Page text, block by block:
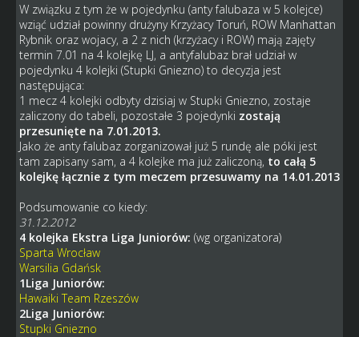
W związku z tym że w pojedynku (anty falubaza w 5 kolejce)
wziąć udział powinny drużyny Krzyżacy Toruń, ROW Manhattan
Rybnik oraz wojacy, a 2 z nich (krzyżacy i ROW) mają zajęty
termin 7.01 na 4 kolejkę LJ, a antyfalubaz brał udział w
pojedynku 4 kolejki (Stupki Gniezno) to decyzja jest
następująca:
1 mecz 4 kolejki odbyty dzisiaj w Stupki Gniezno, zostaje
zaliczony do tabeli, pozostałe 3 pojedynki zostają
przesunięte na 7.01.2013.
Jako że anty falubaz zorganizował już 5 rundę ale póki jest
tam zapisany sam, a 4 kolejke ma już zaliczoną, to całą 5
kolejkę łącznie z tym meczem przesuwamy na 14.01.2013
Podsumowanie co kiedy:
31.12.2012
4 kolejka Ekstra Liga Juniorów: (wg organizatora)
Sparta Wrocław
Warsilia Gdańsk
1Liga Juniorów:
Hawaiki Team Rzeszów
2Liga Juniorów:
Stupki Gniezno